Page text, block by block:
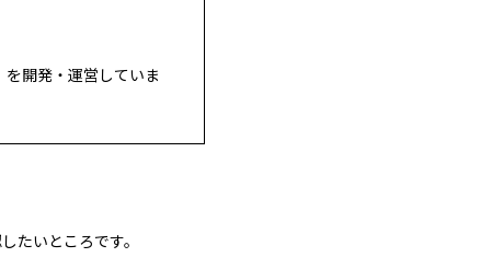
開発・運営していま
たいところです。